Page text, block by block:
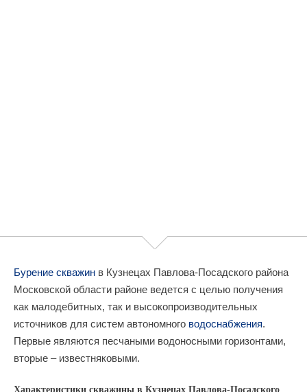
Бурение скважин в Кузнецах Павлова-Посадского района
Московской области районе ведется с целью получения
как малодебитных, так и высокопроизводительных
источников для систем автономного водоснабжения.
Первые являются песчаными водоносными горизонтами,
вторые – известняковыми.
Характеристики скважины в Кузнецах Павлова-Посадского